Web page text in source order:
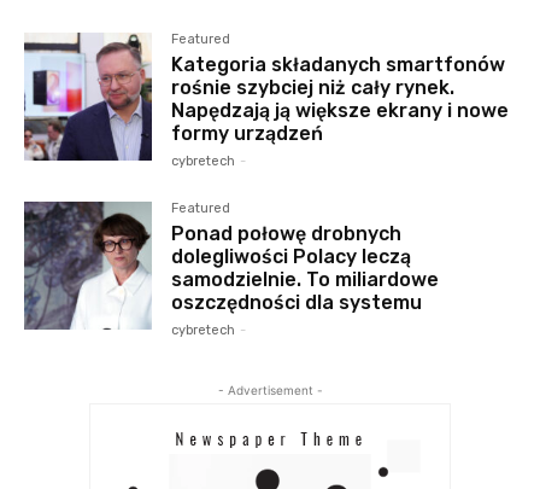
Featured
Kategoria składanych smartfonów
rośnie szybciej niż cały rynek.
Napędzają ją większe ekrany i nowe
formy urządzeń
cybretech -
Featured
Ponad połowę drobnych
dolegliwości Polacy leczą
samodzielnie. To miliardowe
oszczędności dla systemu
cybretech -
- Advertisement -